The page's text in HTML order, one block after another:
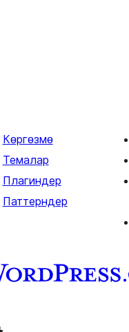
Көргөзмө
Темалар
Плагиндер
Паттерндер